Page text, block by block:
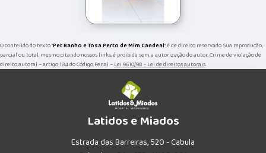
O conteúdo do texto "Pet Banho e Tosa Perto de Mim Candeal" é de direito reservado. Sua reprodução,
parcial ou total, mesmo citando nossos links, é proibida sem a autorização do autor. Crime de violação de
direito autoral – artigo 184 do Código Penal –Lei 9610/98 - Lei de direitos autorais.
Latidos e Miados
Estrada das Barreiras, 520 - Cabula